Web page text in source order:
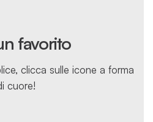
favorito
clicca sulle icone a forma
cuore!